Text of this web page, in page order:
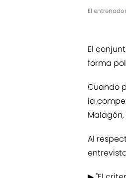
El
El
forma
Cuando
la
Al